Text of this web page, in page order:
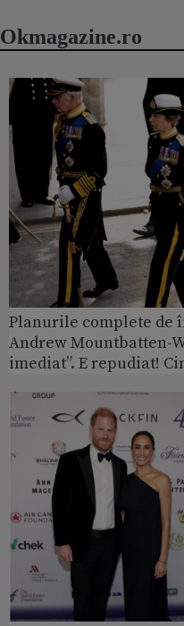
Okmagazine.ro
Planurile complete de
Andrew Mountbatten-
imediat”. E repudiat!